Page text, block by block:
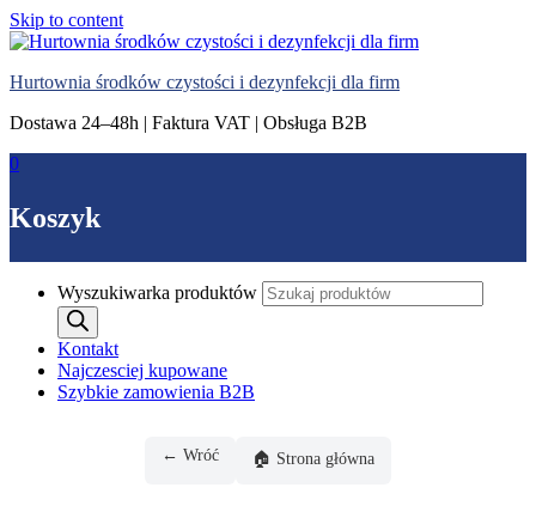
Skip to content
Hurtownia środków czystości i dezynfekcji dla firm
Dostawa 24–48h | Faktura VAT | Obsługa B2B
0
Koszyk
Wyszukiwarka produktów
Kontakt
Najczesciej kupowane
Szybkie zamowienia B2B
← Wróć 🏠 Strona główna